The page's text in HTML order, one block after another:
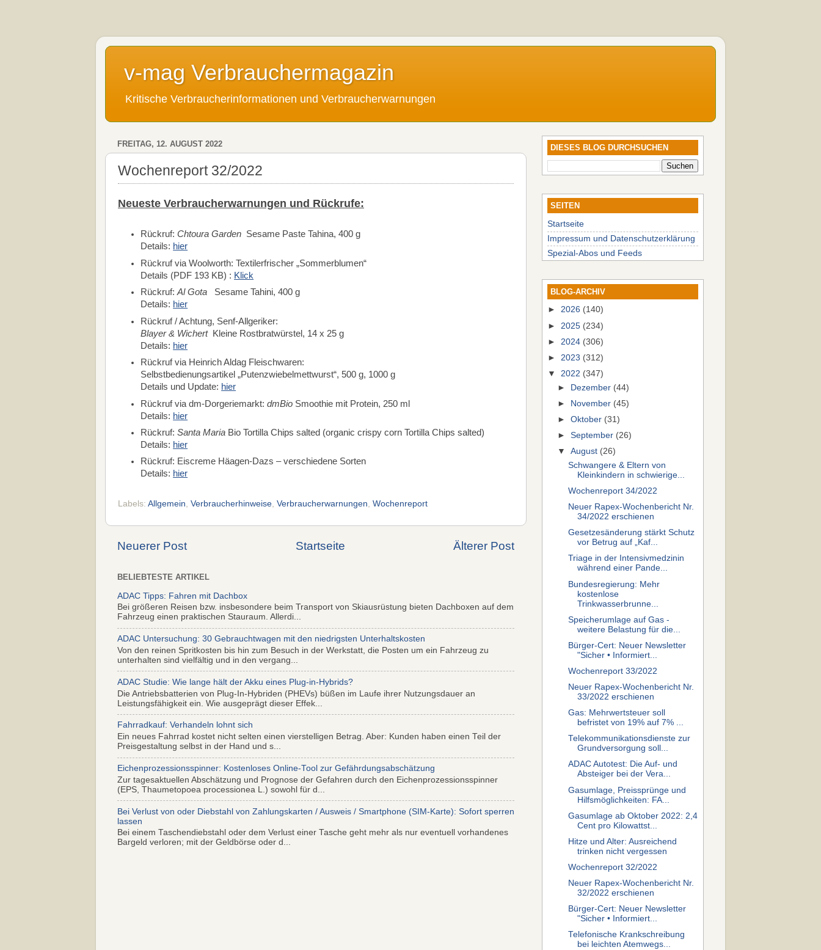
v-mag Verbrauchermagazin
Kritische Verbraucherinformationen und Verbraucherwarnungen
FREITAG, 12. AUGUST 2022
Wochenreport 32/2022
Neueste Verbraucherwarnungen und Rückrufe:
Rückruf:Chtoura Garden Sesame Paste Tahina, 400 g
Details: hier
Rückruf via Woolworth: Textilerfrischer „Sommerblumen“
Details (PDF 193 KB) : Klick
Rückruf:Al Gota Sesame Tahini, 400 g
Details: hier
Rückruf / Achtung, Senf-Allgeriker:
Blayer & WichertKleine Rostbratwürstel, 14 x 25 g
Details: hier
Rückruf via Heinrich Aldag Fleischwaren:
Selbstbedienungsartikel „Putenzwiebelmettwurst“, 500 g, 1000 g
Details und Update: hier
Rückruf via dm-Dorgeriemarkt:dmBio Smoothie mit Protein, 250 ml
Details: hier
Rückruf:Santa Maria Bio Tortilla Chips salted (organic crispy corn Tortilla Chips salted)
Details: hier
Rückruf: Eiscreme Häagen-Dazs – verschiedene Sorten
Details: hier
Labels: Allgemein Verbraucherhinweise Verbraucherwarnungen Wochenreport
Neuerer Post Älterer Post
Startseite
BELIEBTESTE ARTIKEL
ADAC Tipps: Fahren mit Dachbox
Bei größeren Reisen bzw. insbesondere beim Transport von Skiausrüstung bieten Dachboxen auf dem
Fahrzeug einen praktischen Stauraum. Allerdi...
ADAC Untersuchung: 30 Gebrauchtwagen mit den niedrigsten Unterhaltskosten
Von den reinen Spritkosten bis hin zum Besuch in der Werkstatt, die Posten um ein Fahrzeug zu
unterhalten sind vielfältig und in den vergang...
ADAC Studie: Wie lange hält der Akku eines Plug-in-Hybrids?
Die Antriebsbatterien von Plug-In-Hybriden (PHEVs) büßen im Laufe ihrer Nutzungsdauer an
Leistungsfähigkeit ein. Wie ausgeprägt dieser Effek...
Fahrradkauf: Verhandeln lohnt sich
Ein neues Fahrrad kostet nicht selten einen vierstelligen Betrag. Aber: Kunden haben einen Teil der
Preisgestaltung selbst in der Hand und s...
Eichenprozessionsspinner: Kostenloses Online-Tool zur Gefährdungsabschätzung
Zur tagesaktuellen Abschätzung und Prognose der Gefahren durch den Eichenprozessionsspinner
(EPS, Thaumetopoea processionea L.) sowohl für d...
Bei Verlust von oder Diebstahl von Zahlungskarten / Ausweis / Smartphone (SIM-Karte): Sofort sperren
lassen
Bei einem Taschendiebstahl oder dem Verlust einer Tasche geht mehr als nur eventuell vorhandenes
Bargeld verloren; mit der Geldbörse oder d...
DIESES BLOG DURCHSUCHEN
SEITEN
Startseite
Impressum und Datenschutzerklärung
Spezial-Abos und Feeds
BLOG-ARCHIV
► 2026 (140)
► 2025 (234)
► 2024 (306)
► 2023 (312)
▼ 2022 (347)
► Dezember (44)
►
November (45)
►Oktober (31)
►September (26)
▼August (26)
Schwangere & Eltern von
Kleinkindern in schwierige...
Wochenreport 34/2022
Neuer Rapex-Wochenbericht Nr.
34/2022 erschienen
Gesetzesänderung stärkt Schutz
vor Betrug auf „Kaf...
Triage in der Intensivmedzinin
während einer Pande...
Bundesregierung: Mehr
kostenlose
Trinkwasserbrunne...
Speicherumlage auf Gas -
weitere Belastung für die...
Bürger-Cert: Neuer Newsletter
"Sicher • Informiert...
Wochenreport 33/2022
Neuer Rapex-Wochenbericht Nr.
33/2022 erschienen
Gas: Mehrwertsteuer soll
befristet von 19% auf 7% ...
Telekommunikationsdienste zur
Grundversorgung soll...
ADAC Autotest: Die Auf- und
Absteiger bei der Vera...
Gasumlage, Preissprünge und
Hilfsmöglichkeiten: FA...
Gasumlage ab Oktober 2022: 2,4
Cent pro Kilowattst...
Hitze und Alter: Ausreichend
trinken nicht vergessen
Wochenreport 32/2022
Neuer Rapex-Wochenbericht Nr.
32/2022 erschienen
Bürger-Cert: Neuer Newsletter
"Sicher • Informiert...
Telefonische Krankschreibung
bei leichten Atemwegs...